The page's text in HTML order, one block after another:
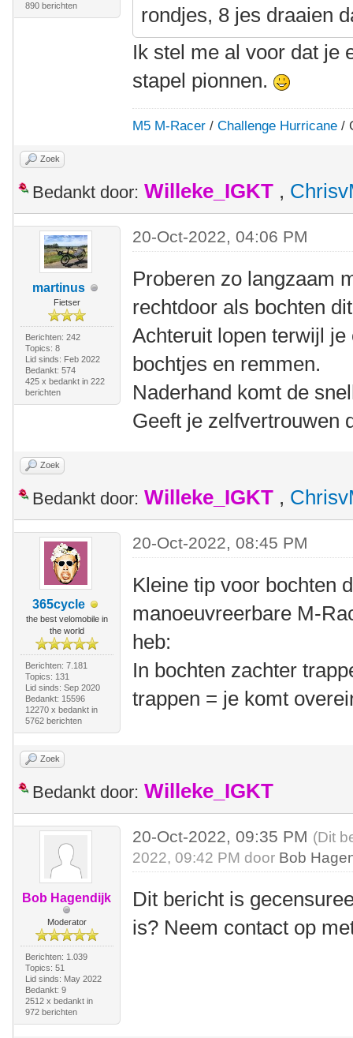
890 berichten
rondjes, 8 jes draaien
Ik stel me al voor dat je
stapel pionnen.
M5 M-Racer /Challenge Hurricane /
Zoek
Bedankt door: Willeke_IGKT ,
martinus
Fietser
Berichten: 242
Topics: 8
Lid sinds: Feb 2022
Bedankt: 574
425 x bedankt in 222
berichten
20-Oct-2022, 04:06 PM
Proberen zo langzaam
rechtdoor als bochten
Achteruit lopen terwijl
bochtjes en remmen.
Naderhand komt de
Geeft je zelfvertrouwen
Zoek
Bedankt door: Willeke_IGKT ,
365cycle
the best velomobile in
the world
Berichten: 7.181
Topics: 131
Lid sinds: Sep 2020
Bedankt: 15596
12270 x bedankt in
5762 berichten
20-Oct-2022, 08:45 PM
Kleine tip voor bochten
manoeuvreerbare M-
heb:
In bochten zachter
trappen = je komt
Zoek
Bedankt door: Willeke_IGKT
Bob Hagendijk
Moderator
Berichten: 1.039
Topics: 51
Lid sinds: May 2022
Bedankt: 9
2512 x bedankt in
972 berichten
20-Oct-2022, 09:35 PM (Dit
2022, 09:42 PM door Bob
Dit bericht is
is? Neem contact op